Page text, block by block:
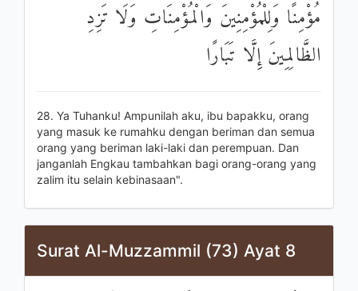
مُؤْمِنًا وَلِلْمُؤْمِنِينَ وَالْمُؤْمِنَاتِ وَلَا تَزِدِ
الظَّالِمِينَ إِلَّا تَبَارًا
28. Ya Tuhanku! Ampunilah aku, ibu bapakku, orang
yang masuk ke rumahku dengan beriman dan semua
orang yang beriman laki-laki dan perempuan. Dan
janganlah Engkau tambahkan bagi orang-orang yang
zalim itu selain kebinasaan".
Surat Al-Muzzammil (73) Ayat 8